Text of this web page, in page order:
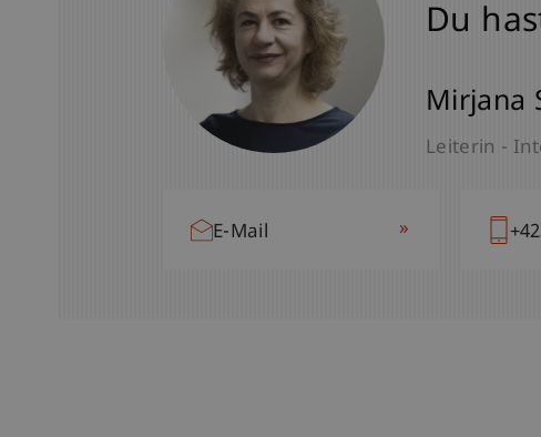
Du
Mirjana
Leiterin -
E-Mail »